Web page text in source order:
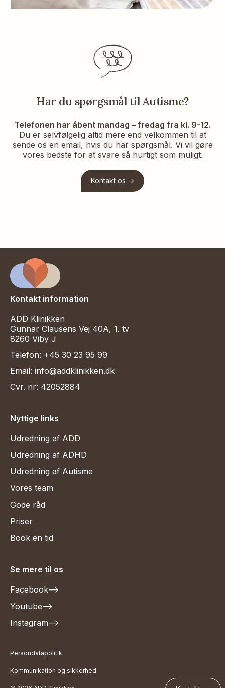
Har du spørgsmål til Autisme?
Telefonen har åbent mandag – fredag fra kl. 9-12.
Du er selvfølgelig altid mere end velkommen til at
sende os en email, hvis du har spørgsmål. Vi vil gøre
vores bedste for at svare så hurtigt som muligt.
Kontakt os ->
Kontakt information
ADD Klinikken
Gunnar Clausens Vej 40A, 1. tv
8260 Viby J
Telefon: +45 30 23 95 99
Email: info@addklinikken.dk
Cvr. nr: 42052884
Nyttige links
Udredning af ADD
Udredning af ADHD
Udredning af Autisme
Vores team
Gode råd
Priser
Book en tid
Se mere til os
Facebook-->
Youtube-->
Instagram-->
Persondatapolitik
Kommunikation og sikkerhed